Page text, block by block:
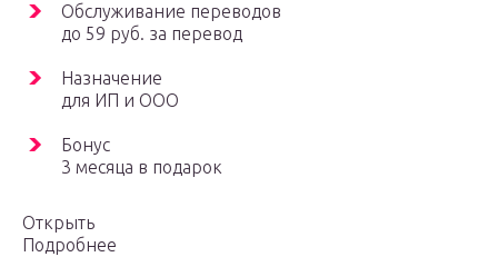
Обслуживание переводов
до 59 руб. за перевод
Назначение
для ИП и ООО
Бонус
3 месяца в подарок
Открыть
Подробнее